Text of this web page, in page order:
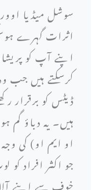
سوشل میڈیا
اثرات گہرے
اپنے آپ کو
کرسکتے ہیں جب
ڈیٹس کو برقرار
ہیں۔ یہ دباؤ
او ایم او) کی
جو اکثر افراد
خوف سے اپنے